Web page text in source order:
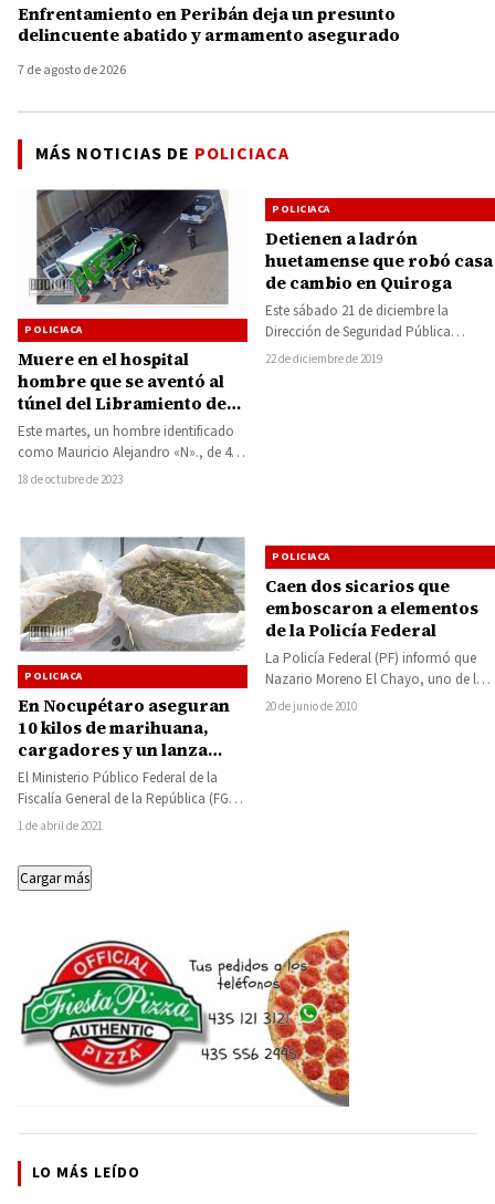
Enfrentamiento en Peribán deja un presunto
delincuente abatido y armamento asegurado
7 de agosto de 2026
MÁS NOTICIAS DE POLICIACA
POLICIACA
Muere en el hospital
hombre que se aventó al
túnel del Libramiento de
Morelia
Este martes, un hombre identificado
como Mauricio Alejandro «N»., de 45
años, perdió la vida en el Hospital…
18 de octubre de 2023
POLICIACA
Detienen a ladrón
huetamense que robó casa
de cambio en Quiroga
Este sábado 21 de diciembre la
Dirección de Seguridad Pública
Municipal de Tzintzuntzan, detuvo a
22 de diciembre de 2019
POLICIACA
En Nocupétaro aseguran
10 kilos de marihuana,
cargadores y un lanza
granadas
El Ministerio Público Federal de la
Fiscalía General de la República (FGR)
en Michoacán, inicio carpeta de
1 de abril de 2021
POLICIACA
Caen dos sicarios que
emboscaron a elementos
de la Policía Federal
La Policía Federal (PF) informó que
Nazario Moreno El Chayo, uno de los
líderes de La Familia Michoacana…
20 de junio de 2010
Cargar más
LO MÁS LEÍDO